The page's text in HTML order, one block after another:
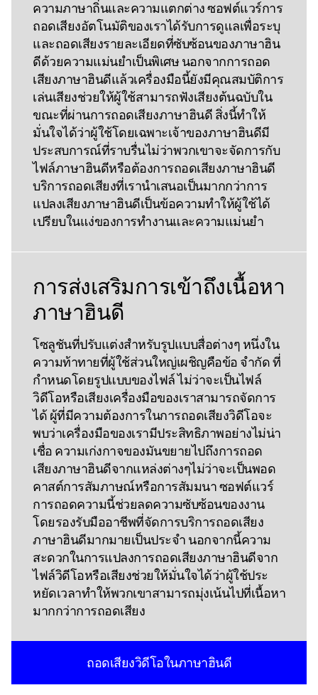
ความภาษาถิ่นและความแตกต่าง ซอฟต์แวร์การ
ถอดเสียงอัตโนมัติของเราได้รับการดูแลเพื่อระบุ
และถอดเสียงรายละเอียดที่ซับซ้อนของภาษาฮิน
ดีด้วยความแม่นยําเป็นพิเศษ นอกจากการถอด
เสียงภาษาฮินดีแล้วเครื่องมือนี้ยังมีคุณสมบัติการ
เล่นเสียงช่วยให้ผู้ใช้สามารถฟังเสียงต้นฉบับใน
ขณะที่ผ่านการถอดเสียงภาษาฮินดี สิ่งนี้ทําให้
มั่นใจได้ว่าผู้ใช้โดยเฉพาะเจ้าของภาษาฮินดีมี
ประสบการณ์ที่ราบรื่นไม่ว่าพวกเขาจะจัดการกับ
ไฟล์ภาษาฮินดีหรือต้องการถอดเสียงภาษาฮินดี
บริการถอดเสียงที่เรานําเสนอเป็นมากกว่าการ
แปลงเสียงภาษาฮินดีเป็นข้อความทําให้ผู้ใช้ได้
เปรียบในแง่ของการทํางานและความแม่นยํา
การส่งเสริมการเข้าถึงเนื้อหา
ภาษาฮินดี
โซลูชันที่ปรับแต่งสําหรับรูปแบบสื่อต่างๆ หนึ่งใน
ความท้าทายที่ผู้ใช้ส่วนใหญ่เผชิญคือข้อ จํากัด ที่
กําหนดโดยรูปแบบของไฟล์ ไม่ว่าจะเป็นไฟล์
วิดีโอหรือเสียงเครื่องมือของเราสามารถจัดการ
ได้ ผู้ที่มีความต้องการในการถอดเสียงวิดีโอจะ
พบว่าเครื่องมือของเรามีประสิทธิภาพอย่างไม่น่า
เชื่อ ความเก่งกาจของมันขยายไปถึงการถอด
เสียงภาษาฮินดีจากแหล่งต่างๆไม่ว่าจะเป็นพอด
คาสต์การสัมภาษณ์หรือการสัมมนา ซอฟต์แวร์
การถอดความนี้ช่วยลดความซับซ้อนของงาน
โดยรองรับมืออาชีพที่จัดการบริการถอดเสียง
ภาษาฮินดีมากมายเป็นประจํา นอกจากนี้ความ
สะดวกในการแปลงการถอดเสียงภาษาฮินดีจาก
ไฟล์วิดีโอหรือเสียงช่วยให้มั่นใจได้ว่าผู้ใช้ประ
หยัดเวลาทําให้พวกเขาสามารถมุ่งเน้นไปที่เนื้อหา
มากกว่าการถอดเสียง
ถอดเสียงวิดีโอในภาษาฮินดี